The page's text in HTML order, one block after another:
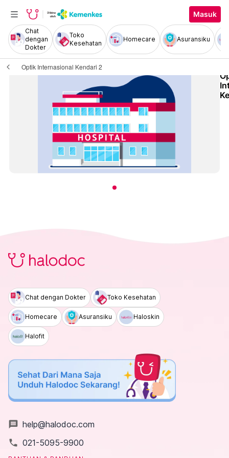
Masuk
Chat
dengan
Dokter
Toko
Kesehatan
Homecare Asuransiku
Optik Internasional Kendari 2
Chat dengan Dokter Toko Kesehatan
Homecare Asuransiku Haloskin
Halofit
message help@halodoc.com
local_phone 021-5095-9900